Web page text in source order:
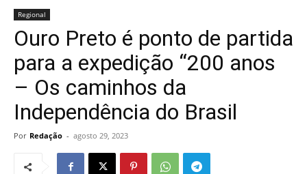
Regional
Ouro Preto é ponto de partida
para a expedição “200 anos
– Os caminhos da
Independência do Brasil
Por Redação - agosto 29, 2023